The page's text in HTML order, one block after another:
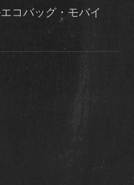
コバッグ・モバイ